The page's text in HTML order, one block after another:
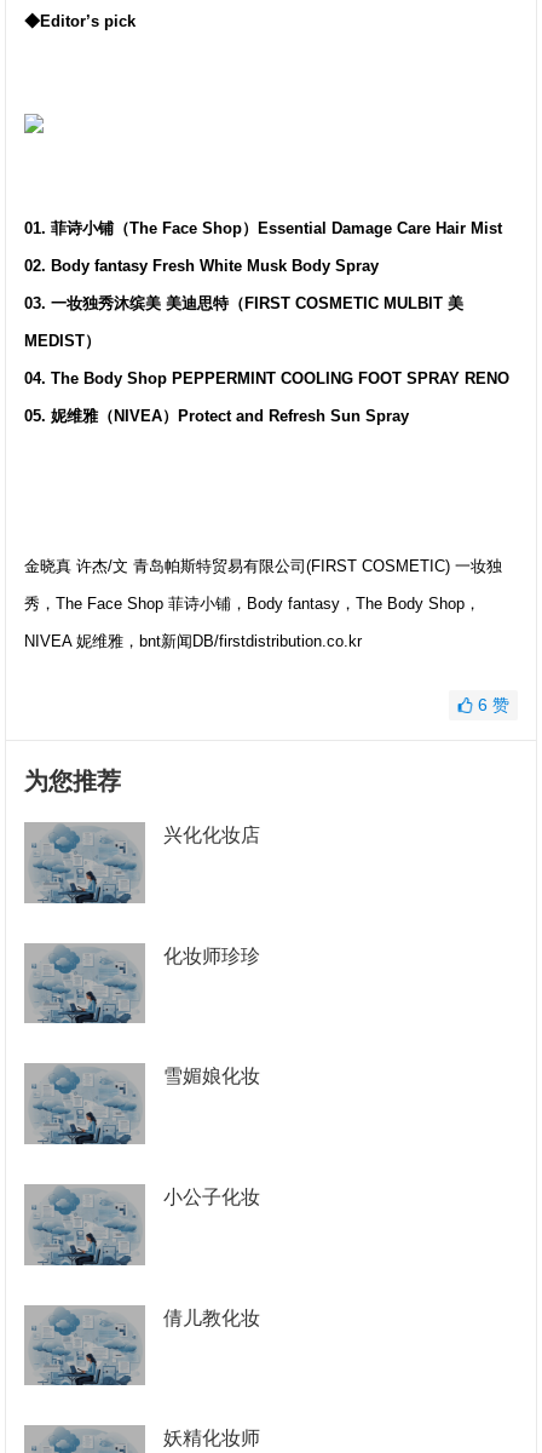
◆Editor’s pick
01. 菲诗小铺（The Face Shop）Essential Damage Care Hair Mist
02. Body fantasy Fresh White Musk Body Spray
03. 一妆独秀沐缤美 美迪思特（FIRST COSMETIC MULBIT 美
MEDIST）
04. The Body Shop PEPPERMINT COOLING FOOT SPRAY RENO
05. 妮维雅（NIVEA）Protect and Refresh Sun Spray
金晓真 许杰/文 青岛帕斯特贸易有限公司(FIRST COSMETIC) 一妆独
秀，The Face Shop 菲诗小铺，Body fantasy，The Body Shop，
NIVEA 妮维雅，bnt新闻DB/firstdistribution.co.kr
6 赞
为您推荐
兴化化妆店
化妆师珍珍
雪媚娘化妆
小公子化妆
倩儿教化妆
妖精化妆师